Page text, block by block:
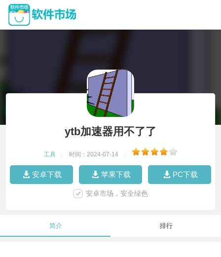
ytb加速器用不了了
工具 时间：2024-07-14
安卓下载 苹果下载 PC下载
安卓市场，安全绿色
简介 排行